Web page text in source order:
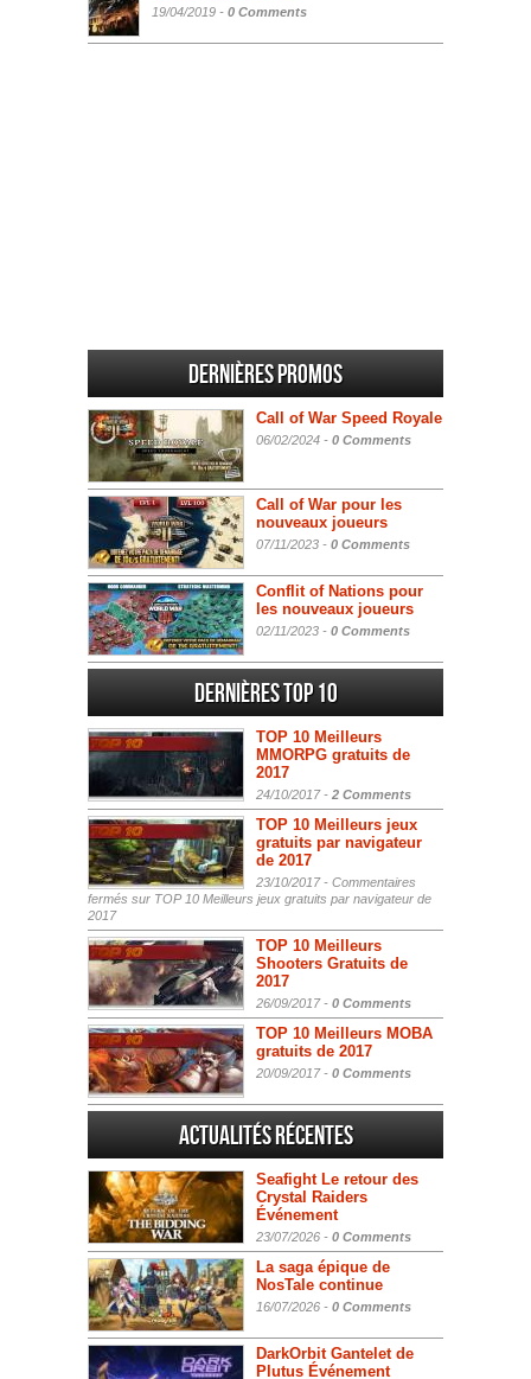
19/04/2019 - 0 Comments
Dernières promos
Call of War Speed Royale
06/02/2024 - 0 Comments
Call of War pour les
nouveaux joueurs
07/11/2023 - 0 Comments
Conflit of Nations pour
les nouveaux joueurs
02/11/2023 - 0 Comments
Dernières Top 10
TOP 10 Meilleurs
MMORPG gratuits de
2017
24/10/2017 - 2 Comments
TOP 10 Meilleurs jeux
gratuits par navigateur
de 2017
23/10/2017 - Commentaires
fermés sur TOP 10 Meilleurs jeux gratuits par navigateur de
2017
TOP 10 Meilleurs
Shooters Gratuits de
2017
26/09/2017 - 0 Comments
TOP 10 Meilleurs MOBA
gratuits de 2017
20/09/2017 - 0 Comments
Actualités Récentes
Seafight Le retour des
Crystal Raiders
Événement
23/07/2026 - 0 Comments
La saga épique de
NosTale continue
16/07/2026 - 0 Comments
DarkOrbit Gantelet de
Plutus Événement